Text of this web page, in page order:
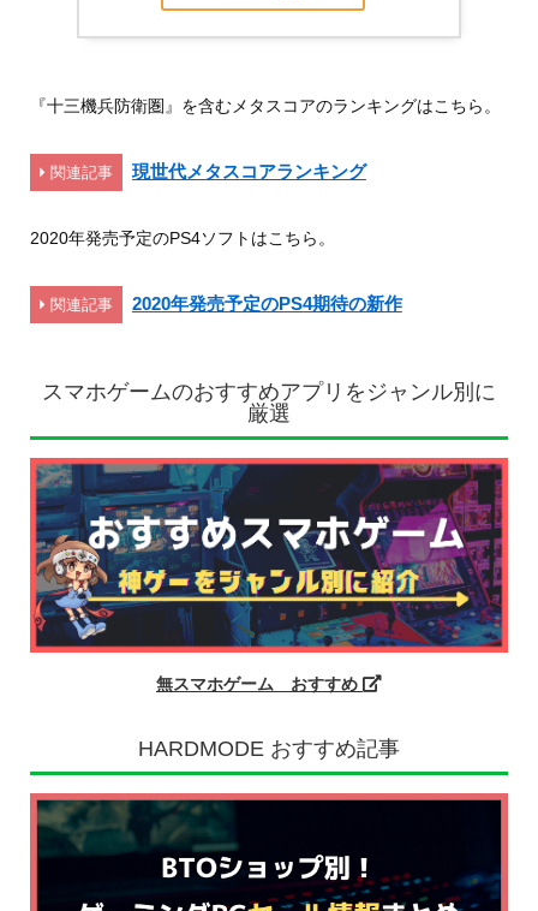
『十三機兵防衛圏』を含むメタスコアのランキングはこちら。
関連記事 現世代メタスコアランキング
2020年発売予定のPS4ソフトはこちら。
関連記事 2020年発売予定のPS4期待の新作
スマホゲームのおすすめアプリをジャンル別に
厳選
無スマホゲーム おすすめ
HARDMODE おすすめ記事